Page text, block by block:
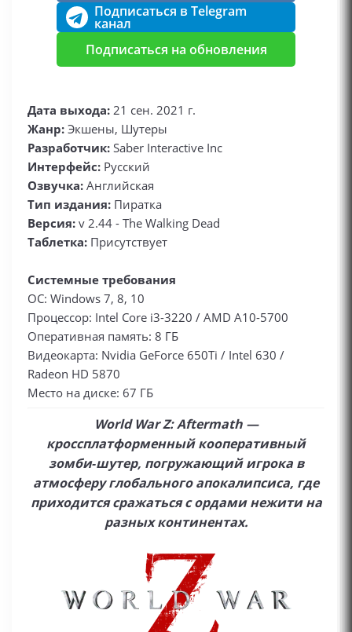
Подписаться в Telegram
канал
Подписаться на обновления
Дата выхода: 21 сен. 2021 г.
Жанр: Экшены, Шутеры
Разработчик: Saber Interactive Inc
Интерфейс: Русский
Озвучка: Английская
Тип издания: Пиратка
Версия: v 2.44 - The Walking Dead
Таблетка: Присутствует
Системные требования
ОС: Windows 7, 8, 10
Процессор: Intel Core i3-3220 / AMD A10-5700
Оперативная память: 8 ГБ
Видеокарта: Nvidia GeForce 650Ti / Intel 630 /
Radeon HD 5870
Место на диске: 67 ГБ
World War Z: Aftermath —
кроссплатформенный кооперативный
зомби‑шутер, погружающий игрока в
атмосферу глобального апокалипсиса, где
приходится сражаться с ордами нежити на
разных континентах.